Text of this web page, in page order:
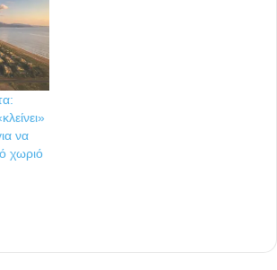
να
χωριό